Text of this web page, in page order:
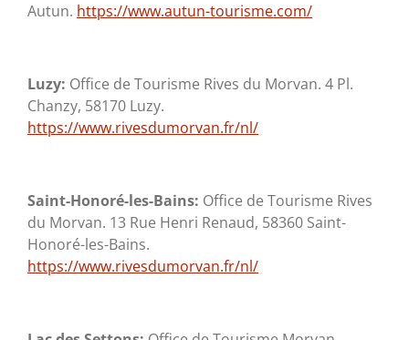
Autun. https://www.autun-tourisme.com/
Luzy: Office de Tourisme Rives du Morvan. 4 Pl.
Chanzy, 58170 Luzy.
https://www.rivesdumorvan.fr/nl/
Saint-Honoré-les-Bains: Office de Tourisme Rives
du Morvan. 13 Rue Henri Renaud, 58360 Saint-
Honoré-les-Bains.
https://www.rivesdumorvan.fr/nl/